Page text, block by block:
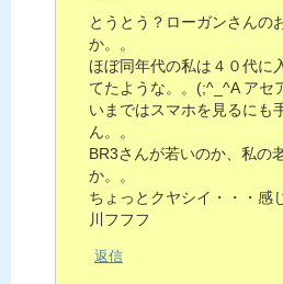
とうとう？ローガンさんの
か。。
ほぼ同年代の私は４０代に
てたような。。(;^_^A アセ
いまではスマホを見るにも
ん。。
BR3さんが若いのか、私の
か。。
ちょっとクヤシイ・・・感
川フフフ
返信